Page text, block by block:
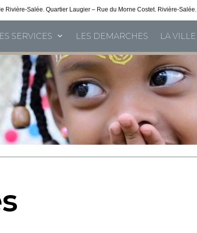
Rivière-Salée. Quartier Laugier – Rue du Morne Costet. Rivière-Salée.
SERVICES LES DEMARCHES LA VILLE